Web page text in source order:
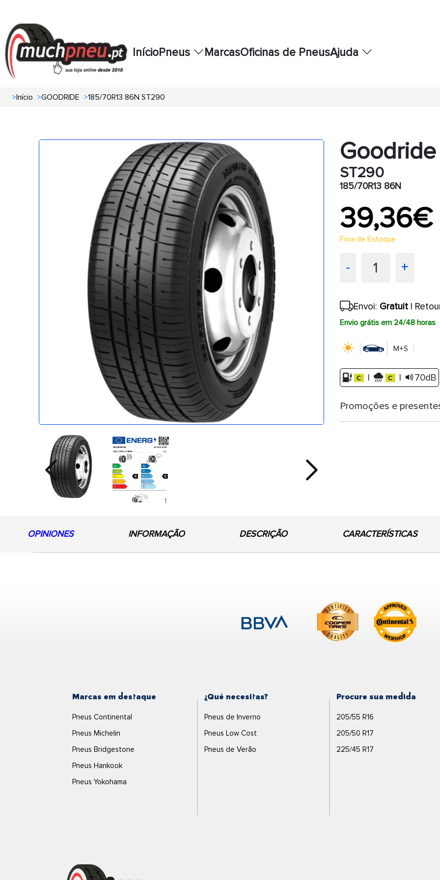
InícioPneus MarcasOficinas de PneusAjuda
>Início >GOODRIDE >185/70R13 86N ST290
Previous Next
Goodride
ST290
185/70R13 86N
39,36€
Fora de Estoque
- 1 +
Envoi: Gratuit|
Envio grátis em 24/48 horas
M+S
| | 70dB
Promoções e
OPINIONES INFORMAÇÃO DESCRIÇÃO CARACTERÍSTICAS
Marcas em destaque
Pneus Continental
Pneus Michelin
Pneus Bridgestone
Pneus Hankook
Pneus Yokohama
¿Qué necesitas?
Pneus de Inverno
Pneus Low Cost
Pneus de Verão
Procure sua medida
205/55 R16
205/50 R17
225/45 R17